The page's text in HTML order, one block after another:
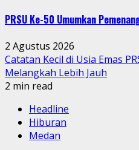
PRSU Ke-50 Umumkan
2 Agustus 2026
Catatan Kecil di Usia Emas
Melangkah Lebih Jauh
2 min read
Headline
Hiburan
Medan